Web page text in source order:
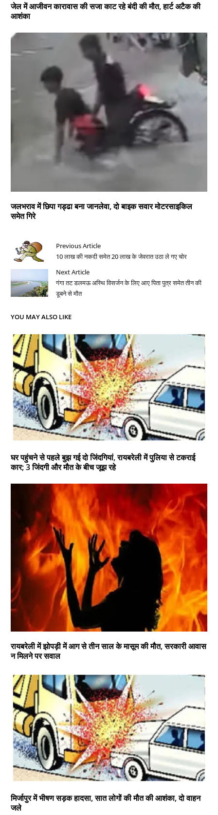
जेल में आजीवन कारावास की सजा काट रहे बंदी की मौत, हार्ट अटैक की
आशंका
जलभराव में छिपा गड्ढा बना जानलेवा, दो बाइक सवार मोटरसाइकिल
समेत गिरे
Previous Article
10 लाख की नकदी समेत 20 लाख के जेवरात उठा ले गए चोर
Next Article
गंगा तट डलमऊ अस्थि विसर्जन के लिए आए पिता पुत्र समेत तीन की
डूबने से मौत
YOU MAY ALSO LIKE
घर पहुंचने से पहले बुझ गई दो जिंदगियां, रायबरेली में पुलिया से टकराई
कार; 3 जिंदगी और मौत के बीच जूझ रहे
रायबरेली में झोपड़ी में आग से तीन साल के मासूम की मौत, सरकारी आवास
न मिलने पर सवाल
मिर्जापुर में भीषण सड़क हादसा, सात लोगों की मौत की आशंका, दो वाहन
जले